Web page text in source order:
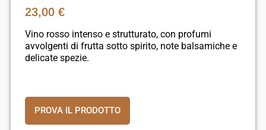
23,00 €
Vino rosso intenso e strutturato, con profumi
avvolgenti di frutta sotto spirito, note balsamiche e
delicate spezie.
PROVA IL PRODOTTO